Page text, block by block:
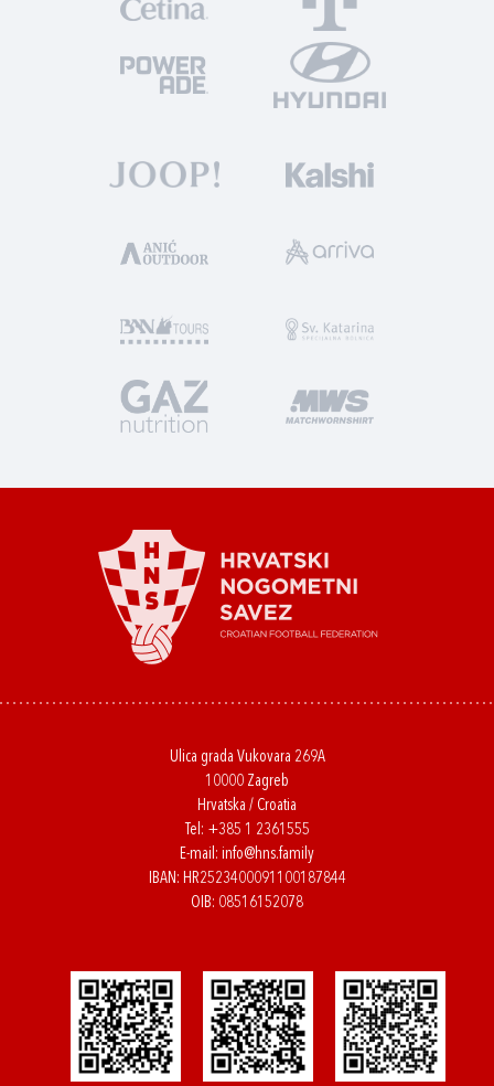
Ulica grada Vukovara 269A
10000 Zagreb
Hrvatska / Croatia
Tel: +385 1 2361555
E-mail: info@hns.family
IBAN: HR2523400091100187844
OIB: 08516152078